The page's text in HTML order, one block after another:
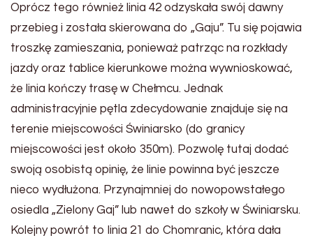
Oprócz tego również linia 42 odzyskała swój dawny
przebieg i została skierowana do „Gaju”. Tu się pojawia
troszkę zamieszania, ponieważ patrząc na rozkłady
jazdy oraz tablice kierunkowe można wywnioskować,
że linia kończy trasę w Chełmcu. Jednak
administracyjnie pętla zdecydowanie znajduje się na
terenie miejscowości Świniarsko (do granicy
miejscowości jest około 350m). Pozwolę tutaj dodać
swoją osobistą opinię, że linie powinna być jeszcze
nieco wydłużona. Przynajmniej do nowopowstałego
osiedla „Zielony Gaj” lub nawet do szkoły w Świniarsku.
Kolejny powrót to linia 21 do Chomranic, która dała